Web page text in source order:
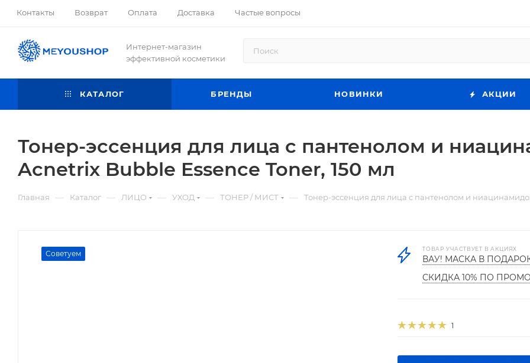
Контакты Возврат Оплата Доставка Частые вопросы
Интернет-магазин
эффективной косметики
КАТАЛОГ БРЕНДЫ НОВИНКИ АКЦИИ
Тонер-эссенция для лица с пантенолом и
Acnetrix Bubble Essence Toner, 150 мл
Главная — Каталог — ЛИЦО — УХОД — ТОНЕР / МИСТ — Тонер-эссенция для лица с пантенолом и
Советуем
ТОВАР УЧАСТВУЕТ В АКЦИЯХ
ВАУ! МАСКА В
СКИДКА 10% ПО
1